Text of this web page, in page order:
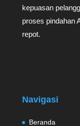
kepuasan
proses pindahan
repot.
Navigasi
Beranda